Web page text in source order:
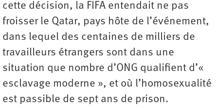
cette décision, la FIFA entendait ne pas
froisser le Qatar, pays hôte de l’événement,
dans lequel des centaines de milliers de
travailleurs étrangers sont dans une
situation que nombre d’ONG qualifient d’«
esclavage moderne », et où l’homosexualité
est passible de sept ans de prison.